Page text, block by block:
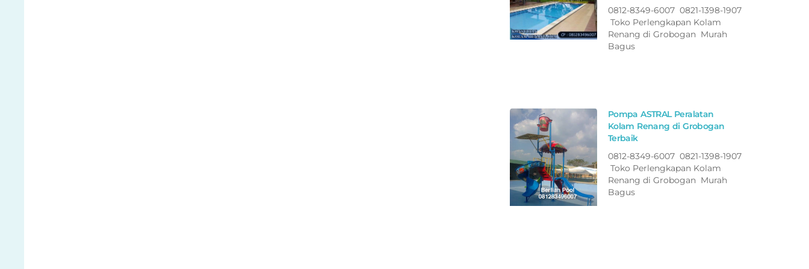
0812-8349-6007 0821-1398-1907
Toko Perlengkapan Kolam
Renang di Grobogan Murah
Bagus
Pompa ASTRAL Peralatan
Kolam Renang di Grobogan
Terbaik
0812-8349-6007 0821-1398-1907
Toko Perlengkapan Kolam
Renang di Grobogan Murah
Bagus